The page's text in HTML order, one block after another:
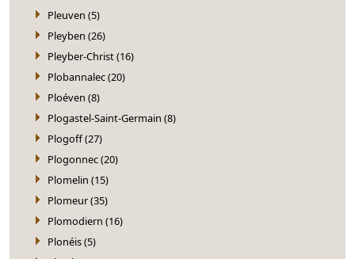
Pleuven (5)
Pleyben (26)
Pleyber-Christ (16)
Plobannalec (20)
Ploéven (8)
Plogastel-Saint-Germain (8)
Plogoff (27)
Plogonnec (20)
Plomelin (15)
Plomeur (35)
Plomodiern (16)
Plonéis (5)